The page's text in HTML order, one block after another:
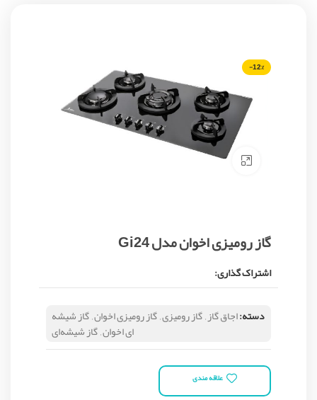
-12%
Click to enlarge
گاز رومیزی اخوان مدل Gi24
اشتراک گذاری:
دسته:اجاق گاز,گاز رومیزی,گاز رومیزی اخوان,گاز شیشه
ای اخوان,گاز شیشه‌ای
علاقه مندی